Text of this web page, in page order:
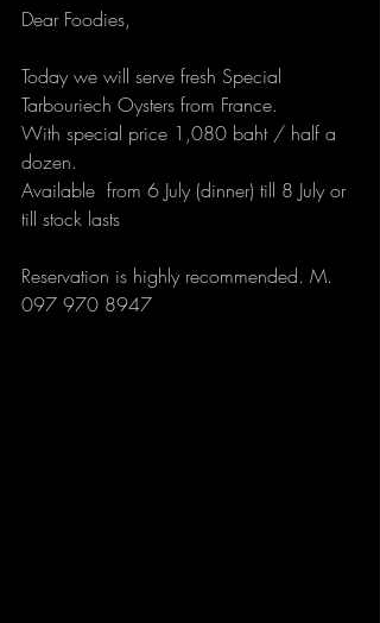
Dear Foodies,
Today we will serve fresh Special
Tarbouriech Oysters from France.
With special price 1,080 baht / half a
dozen.
Available  from 6 July (dinner) till 8 July or
till stock lasts
Reservation is highly recommended. M.
097 970 8947